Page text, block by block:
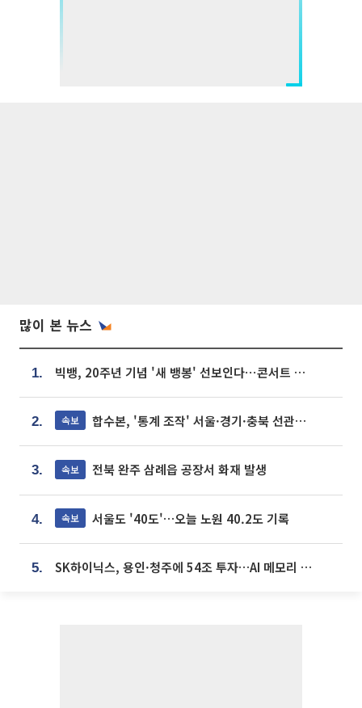
많이 본 뉴스
1. 빅뱅, 20주년 기념 '새 뱅봉' 선보인다⋯콘서트 앞두고 팝업 개최
2. 속보 합수본, '통계 조작' 서울·경기·충북 선관위 등 추가 압수수색
3. 속보 전북 완주 삼례읍 공장서 화재 발생
4. 속보 서울도 '40도'…오늘 노원 40.2도 기록
5. SK하이닉스, 용인·청주에 54조 투자…AI 메모리 생산기지 키운다